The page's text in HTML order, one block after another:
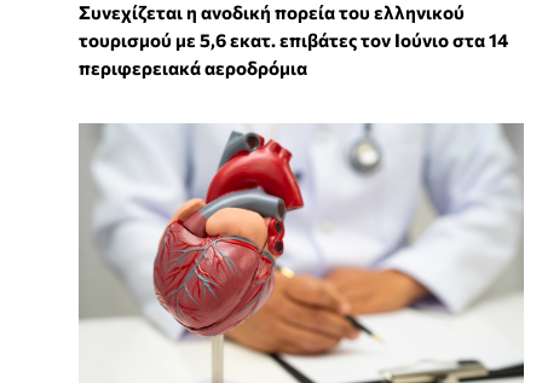
Συνεχίζεται η ανοδική πορεία του ελληνικού
τουρισμού με 5,6 εκατ. επιβάτες τον Ιούνιο στα 14
περιφερειακά αεροδρόμια